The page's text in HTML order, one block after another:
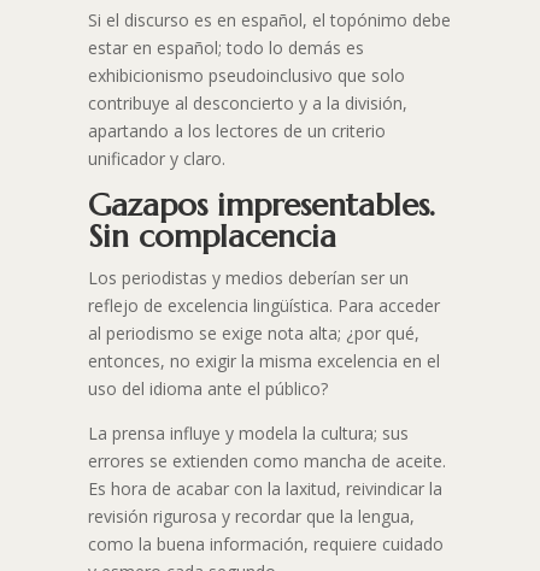
Si el discurso es en español, el topónimo debe
estar en español; todo lo demás es
exhibicionismo pseudoinclusivo que solo
contribuye al desconcierto y a la división,
apartando a los lectores de un criterio
unificador y claro.​
Gazapos impresentables.
Sin complacencia
Los periodistas y medios deberían ser un
reflejo de excelencia lingüística. Para acceder
al periodismo se exige nota alta; ¿por qué,
entonces, no exigir la misma excelencia en el
uso del idioma ante el público?
La prensa influye y modela la cultura; sus
errores se extienden como mancha de aceite.
Es hora de acabar con la laxitud, reivindicar la
revisión rigurosa y recordar que la lengua,
como la buena información, requiere cuidado